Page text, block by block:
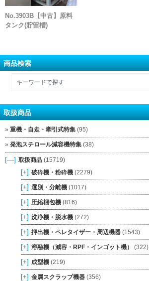
No.3903B【中古】原料
タンク(貯留槽)
商品検索
取扱商品
重機・自走・牽引式特集 (95)
発泡スチロール減容機特集 (38)
[—] 取扱商品 (15719)
[+] 破砕機・粉砕機 (2279)
[+] 選別・分離機 (1017)
[+] 圧縮梱包機 (816)
[+] 洗浄機・脱水機 (272)
[+] 押出機・ペレタイザー・周辺機器 (1543)
[+] 溶融機（減容・RPF・インゴット機） (322)
[+] 成型機 (219)
[+] 金属スクラップ機器 (356)